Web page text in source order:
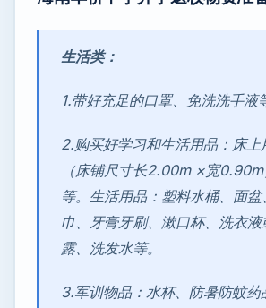
生活类：
1.带好充足的口罩、免洗洗手液
2.购买好学习和生活用品：床上
（床铺尺寸长2.00m ×宽
等。生活用品：塑料水桶、面
巾、牙膏牙刷、漱口杯、洗衣
露、洗发水等。
3.军训物品：水杯、防暑防蚊药